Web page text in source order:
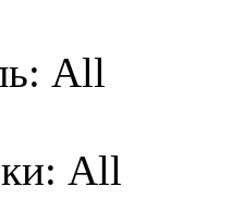
All
All